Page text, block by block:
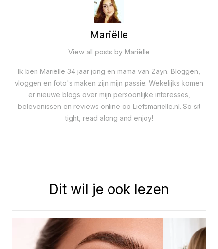
Mariëlle
View all posts by Mariëlle
Ik ben Mariëlle 34 jaar jong en mama van Zayn. Bloggen,
vloggen en foto's maken zijn mijn passie. Wekelijks komen
er nieuwe blogs over mijn persoonlijke interesses,
belevenissen en reviews online op Liefsmarielle.nl. So sit
tight, read along and enjoy!
Dit wil je ook lezen